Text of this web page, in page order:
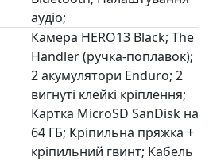
аудіо;
Камера HERO13 Black; The
Handler (ручка-поплавок);
2 акумулятори Enduro; 2
вигнуті клейкі кріплення;
Картка MicroSD SanDisk на
64 ГБ; Кріпильна пряжка +
кріпильний гвинт; Кабель